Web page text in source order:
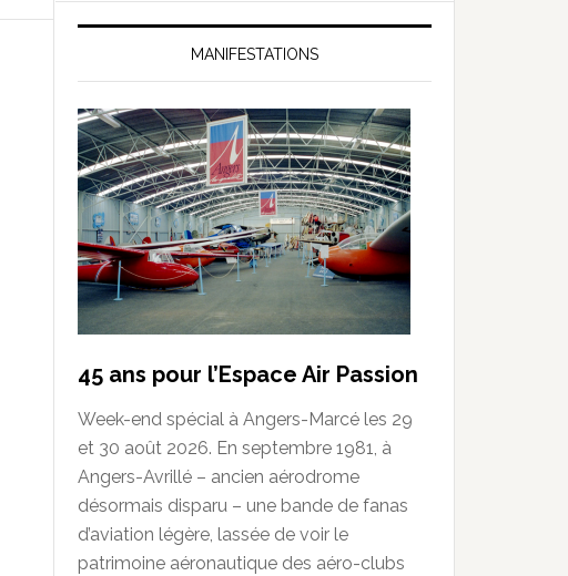
MANIFESTATIONS
45 ans pour l’Espace Air Passion
Week-end spécial à Angers-Marcé les 29
et 30 août 2026. En septembre 1981, à
Angers-Avrillé – ancien aérodrome
désormais disparu – une bande de fanas
d’aviation légère, lassée de voir le
patrimoine aéronautique des aéro-clubs